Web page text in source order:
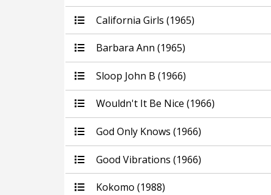
California Girls (1965)
Barbara Ann (1965)
Sloop John B (1966)
Wouldn't It Be Nice (1966)
God Only Knows (1966)
Good Vibrations (1966)
Kokomo (1988)